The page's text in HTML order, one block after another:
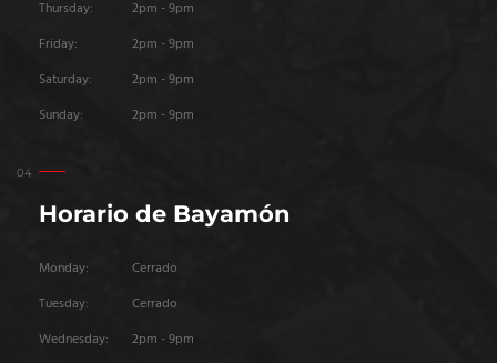
Thursday:
2pm - 9pm
Friday:
2pm - 9pm
Saturday:
2pm - 9pm
Sunday:
2pm - 9pm
Horario de Bayamón
Monday:
Cerrado
Tuesday:
Cerrado
Wednesday:
2pm - 9pm